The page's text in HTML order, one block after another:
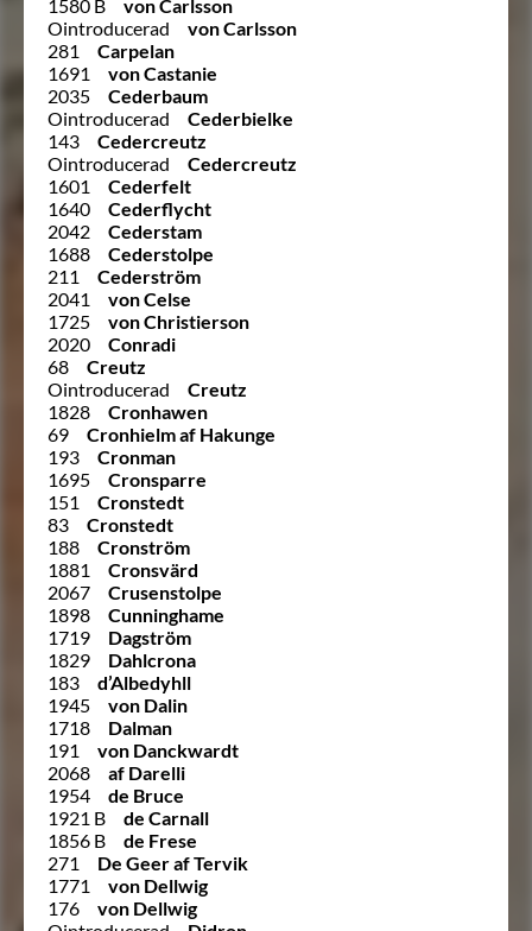
1580 B
von Carlsson
Ointroducerad
von Carlsson
281
Carpelan
1691
von Castanie
2035
Cederbaum
Ointroducerad
Cederbielke
143
Cedercreutz
Ointroducerad
Cedercreutz
1601
Cederfelt
1640
Cederflycht
2042
Cederstam
1688
Cederstolpe
211
Cederström
2041
von Celse
1725
von Christierson
2020
Conradi
68
Creutz
Ointroducerad
Creutz
1828
Cronhawen
69
Cronhielm af Hakunge
193
Cronman
1695
Cronsparre
151
Cronstedt
83
Cronstedt
188
Cronström
1881
Cronsvärd
2067
Crusenstolpe
1898
Cunninghame
1719
Dagström
1829
Dahlcrona
183
d’Albedyhll
1945
von Dalin
1718
Dalman
191
von Danckwardt
2068
af Darelli
1954
de Bruce
1921 B
de Carnall
1856 B
de Frese
271
De Geer af Tervik
1771
von Dellwig
176
von Dellwig